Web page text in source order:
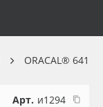
ORACAL® 641
Арт. и1294